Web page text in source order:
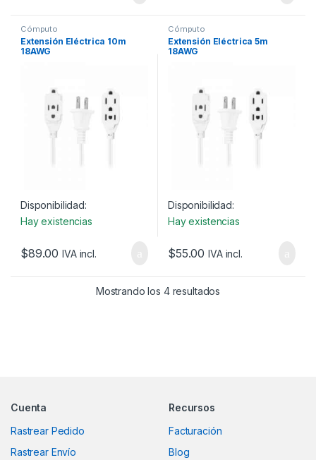
Cómputo
Extensión Eléctrica 10m
18AWG
Disponibilidad:
Hay existencias
$89.00 IVA incl.
Cómputo
Extensión Eléctrica 5m
18AWG
Disponibilidad:
Hay existencias
$55.00 IVA incl.
Mostrando los 4 resultados
Cuenta
Rastrear Pedido
Rastrear Envío
Recursos
Facturación
Blog